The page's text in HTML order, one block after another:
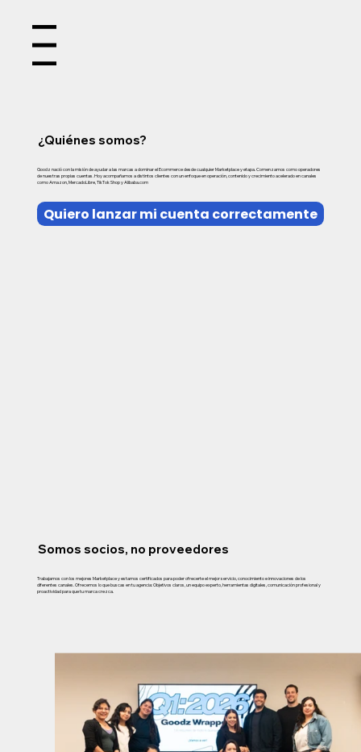
Menu
¿Quiénes somos?
Goodz nació con la misión de ayudar a las marcas a dominar el Ecommerce desde cualquier Marketplace y etapa. Comenzamos como operadores
de nuestras propias cuentas. Hoy acompañamos a distintos clientes con un enfoque en operación, contenido y crecimiento acelerado en canales
como Amazon, MercadoLibre, TikTok Shop y Alibaba.com
Quiero lanzar mi cuenta correctamente
Somos socios, no proveedores
Trabajamos con los mejores Marketplace y estamos certificados para poder ofrecerte el mejor servicio, conocimiento e innovaciones de los
diferentes canales. Ofrecemos lo que buscas en tu agencia: Objetivos claros, un equipo experto, herramientas digitales, comunicación profesional y
proactividad para que tu marca crezca.